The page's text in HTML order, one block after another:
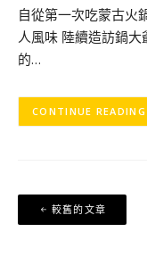
自從第一次吃蒙古火
人風味 陸續造訪鍋
的…
CONTINUE READING
文
章
較舊的文章